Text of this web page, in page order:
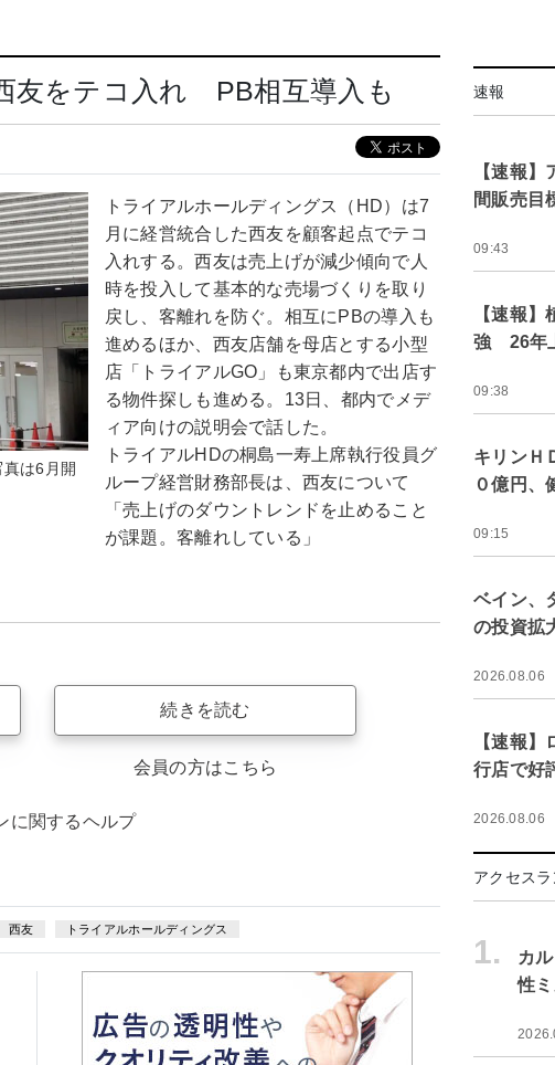
友をテコ入れ PB相互導入も
は6月開
トライアルホールディングス（HD）は7
月に経営統合した西友を顧客起点でテコ
入れする。西友は売上げが減少傾向で人
時を投入して基本的な売場づくりを取り
戻し、客離れを防ぐ。相互にPBの導入も
進めるほか、西友店舗を母店とする小型
店「トライアルGO」も東京都内で出店す
る物件探しも進める。13日、都内でメデ
ィア向けの説明会で話した。
トライアルHDの桐島一寿上席執行役員グ
ループ経営財務部長は、西友について
「売上げのダウントレンドを止めること
が課題。客離れしている」
続きを読む
会員の方はこちら
に関するヘルプ
西友 トライアルホールディングス
速報
【速報
間販売目
09:43
【速報
強 26年
09:38
キリンＨ
０億円、
09:15
ベイン、
の投資拡
2026.08.06
【速報
行店で好
2026.08.06
アクセス
1.
カ
性